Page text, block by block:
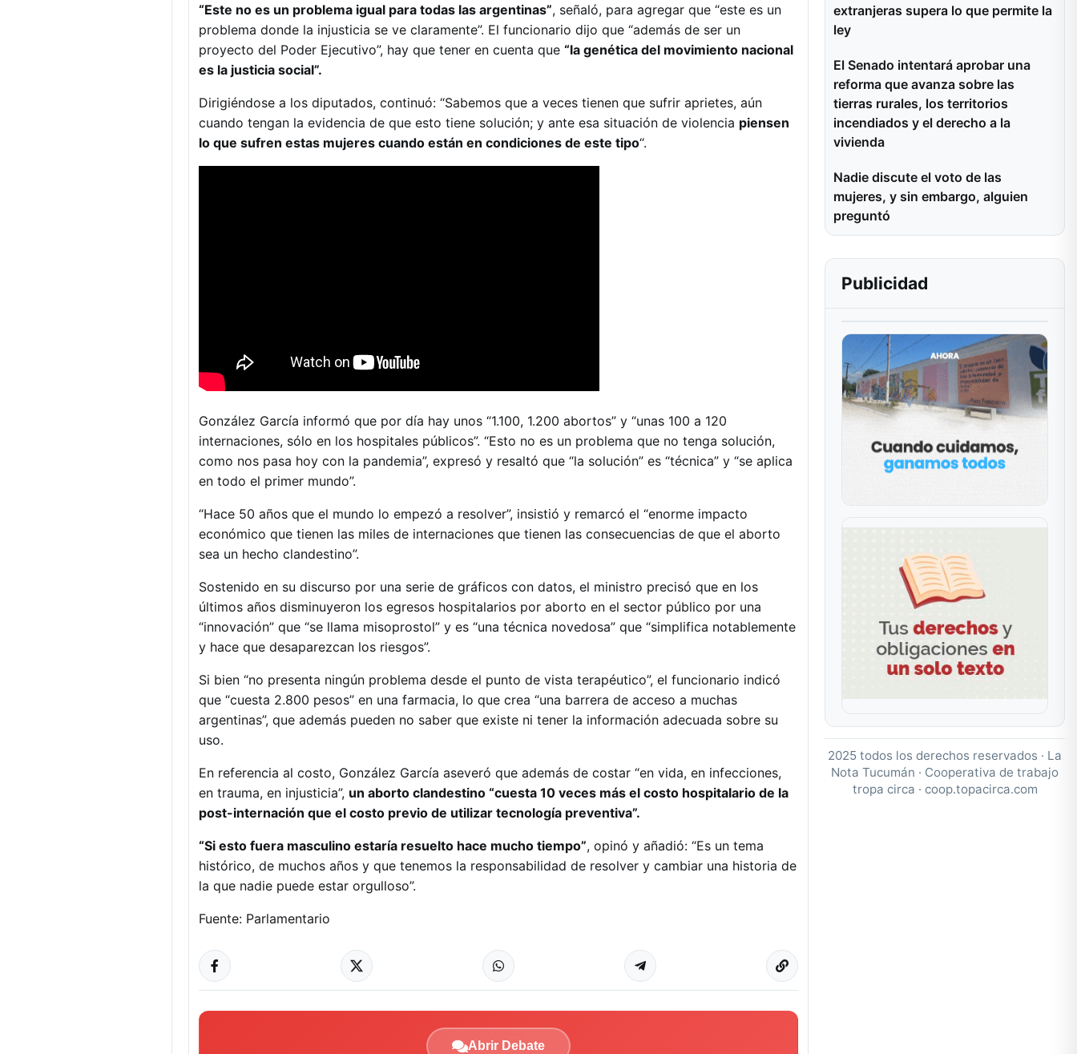
“Este no es un problema igual para todas las argentinas”, señaló, para agregar que “este es un
problema donde la injusticia se ve claramente”. El funcionario dijo que “además de ser un
proyecto del Poder Ejecutivo”, hay que tener en cuenta que “la genética del movimiento nacional
es la justicia social”.
Dirigiéndose a los diputados, continuó: “Sabemos que a veces tienen que sufrir aprietes, aún
cuando tengan la evidencia de que esto tiene solución; y ante esa situación de violencia piensen
lo que sufren estas mujeres cuando están en condiciones de este tipo“.
González García informó que por día hay unos “1.100, 1.200 abortos” y “unas 100 a 120
internaciones, sólo en los hospitales públicos”. “Esto no es un problema que no tenga solución,
como nos pasa hoy con la pandemia”, expresó y resaltó que “la solución” es “técnica” y “se aplica
en todo el primer mundo”.
“Hace 50 años que el mundo lo empezó a resolver”, insistió y remarcó el “enorme impacto
económico que tienen las miles de internaciones que tienen las consecuencias de que el aborto
sea un hecho clandestino”.
Sostenido en su discurso por una serie de gráficos con datos, el ministro precisó que en los
últimos años disminuyeron los egresos hospitalarios por aborto en el sector público por una
“innovación” que “se llama misoprostol” y es “una técnica novedosa” que “simplifica notablemente
y hace que desaparezcan los riesgos”.
Si bien “no presenta ningún problema desde el punto de vista terapéutico”, el funcionario indicó
que “cuesta 2.800 pesos” en una farmacia, lo que crea “una barrera de acceso a muchas
argentinas”, que además pueden no saber que existe ni tener la información adecuada sobre su
uso.
En referencia al costo, González García aseveró que además de costar “en vida, en infecciones,
en trauma, en injusticia”, un aborto clandestino “cuesta 10 veces más el costo hospitalario de la
post-internación que el costo previo de utilizar tecnología preventiva”.
“Si esto fuera masculino estaría resuelto hace mucho tiempo”, opinó y añadió: “Es un tema
histórico, de muchos años y que tenemos la responsabilidad de resolver y cambiar una historia de
la que nadie puede estar orgulloso”.
Fuente: Parlamentario
Abrir Debate
extranjeras supera lo que permite la
ley
El Senado intentará aprobar una
reforma que avanza sobre las
tierras rurales, los territorios
incendiados y el derecho a la
vivienda
Nadie discute el voto de las
mujeres, y sin embargo, alguien
preguntó
Publicidad
2025 todos los derechos reservados · La
Nota Tucumán · Cooperativa de trabajo
tropa circa · coop.topacirca.com